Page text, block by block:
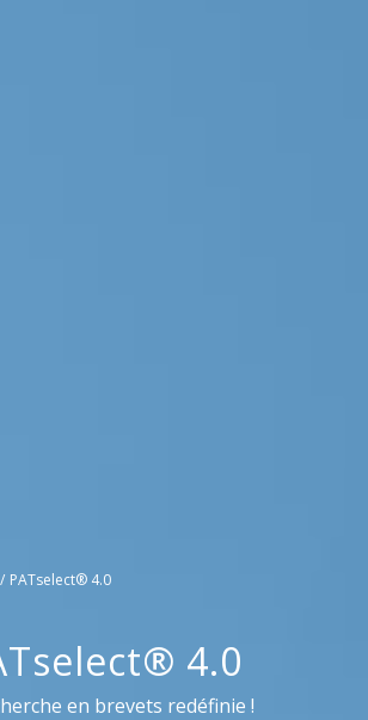
/ PATselect® 4.0
4.0
en brevets redéfinie !